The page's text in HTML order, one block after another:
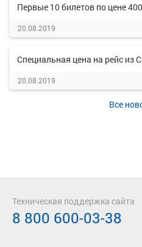
Первые 10 билетов по цене
20.08.2019
Специальная цена на рейс из
20.08.2019
Все
Техническая поддержка сайта
8 800 600-03-38